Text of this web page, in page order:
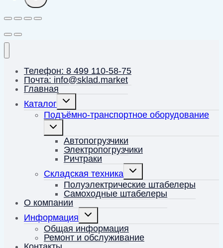
Телефон: 8 499 110-58-75
Почта: info@sklad.market
Главная
Каталог
Переключить
меню
Подъёмно-транспортное оборудование
Переключить
меню Автопогрузчики
Электропогрузчики
Ричтраки
Складская техника
Переключить
меню
Полуэлектрические штабелеры
Самоходные штабелеры
О компании
Информация
Переключить
меню
Общая информация
Ремонт и обслуживание